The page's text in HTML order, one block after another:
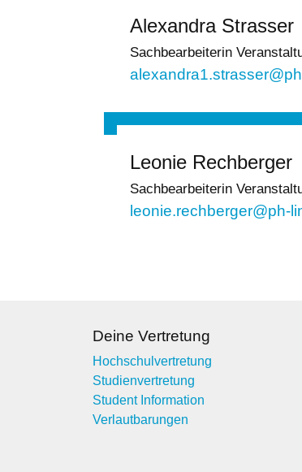
Alexandra Strasser
Sachbearbeiterin
Leonie Rechberger
Sachbearbeiterin
leonie.rechberger@ph-
Deine Vertretung
Hochschulvertretung
Studienvertretung
Student Information
Verlautbarungen